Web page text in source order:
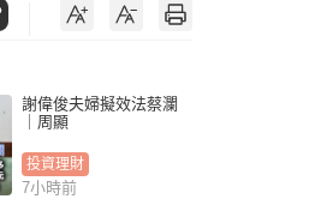
謝偉俊夫婦擬效法蔡瀾
｜周顯
投資理財
7小時前